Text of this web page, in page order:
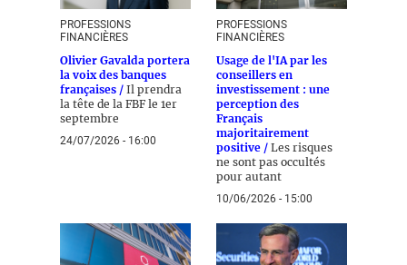
PROFESSIONS
FINANCIÈRES
Olivier Gavalda portera
la voix des banques
françaises / Il prendra
la tête de la FBF le 1er
septembre
24/07/2026 - 16:00
PROFESSIONS
FINANCIÈRES
Usage de l'IA par les
conseillers en
investissement : une
perception des
Français
majoritairement
positive / Les risques
ne sont pas occultés
pour autant
10/06/2026 - 15:00